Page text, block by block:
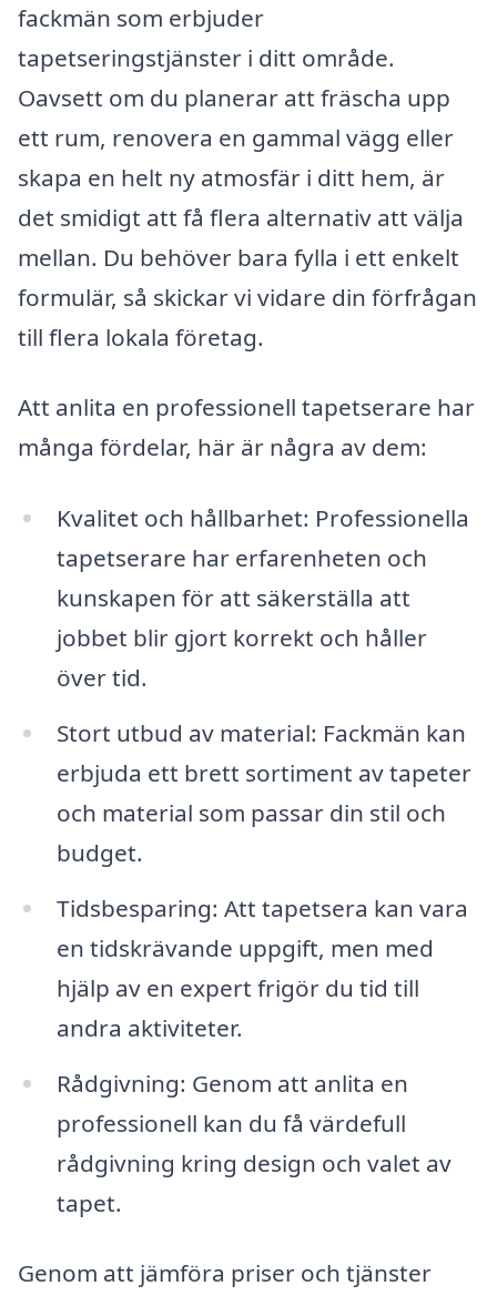
fackmän som erbjuder
tapetseringstjänster i ditt område.
Oavsett om du planerar att fräscha upp
ett rum, renovera en gammal vägg eller
skapa en helt ny atmosfär i ditt hem, är
det smidigt att få flera alternativ att välja
mellan. Du behöver bara fylla i ett enkelt
formulär, så skickar vi vidare din förfrågan
till flera lokala företag.
Att anlita en professionell tapetserare har
många fördelar, här är några av dem:
Kvalitet och hållbarhet: Professionella
tapetserare har erfarenheten och
kunskapen för att säkerställa att
jobbet blir gjort korrekt och håller
över tid.
Stort utbud av material: Fackmän kan
erbjuda ett brett sortiment av tapeter
och material som passar din stil och
budget.
Tidsbesparing: Att tapetsera kan vara
en tidskrävande uppgift, men med
hjälp av en expert frigör du tid till
andra aktiviteter.
Rådgivning: Genom att anlita en
professionell kan du få värdefull
rådgivning kring design och valet av
tapet.
Genom att jämföra priser och tjänster